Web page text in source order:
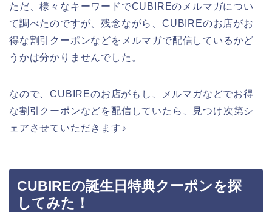
ただ、様々なキーワードでCUBIREのメルマガについ
て調べたのですが、残念ながら、CUBIREのお店がお
得な割引クーポンなどをメルマガで配信しているかど
うかは分かりませんでした。
なので、CUBIREのお店がもし、メルマガなどでお得
な割引クーポンなどを配信していたら、見つけ次第シ
ェアさせていただきます♪
CUBIREの誕生日特典クーポンを探
してみた！